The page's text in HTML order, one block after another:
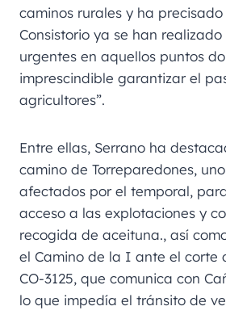
caminos rurales y ha precisado
Consistorio ya se han
urgentes en aquellos puntos
imprescindible garantizar el
agricultores”.
Entre ellas, Serrano ha
camino de Torreparedones,
afectados por el temporal,
acceso a las explotaciones y
recogida de aceituna., así
el Camino de la I ante el corte
CO-3125, que comunica con
lo que impedía el tránsito de